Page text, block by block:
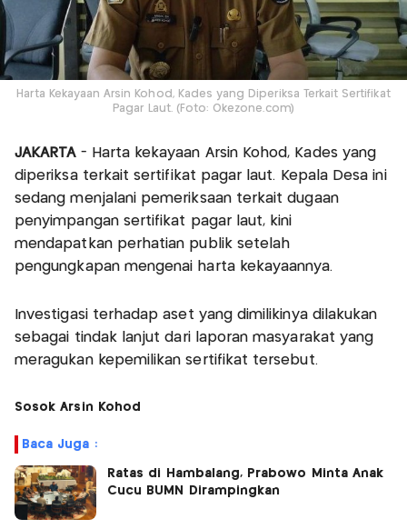
Harta Kekayaan Arsin Kohod, Kades yang Diperiksa Terkait Sertifikat
Pagar Laut. (Foto: Okezone.com)
JAKARTA - Harta kekayaan Arsin Kohod, Kades yang
diperiksa terkait sertifikat pagar laut. Kepala Desa ini
sedang menjalani pemeriksaan terkait dugaan
penyimpangan sertifikat pagar laut, kini
mendapatkan perhatian publik setelah
pengungkapan mengenai harta kekayaannya.
Investigasi terhadap aset yang dimilikinya dilakukan
sebagai tindak lanjut dari laporan masyarakat yang
meragukan kepemilikan sertifikat tersebut.
Sosok Arsin Kohod
Baca Juga :
Ratas di Hambalang, Prabowo Minta Anak
Cucu BUMN Dirampingkan